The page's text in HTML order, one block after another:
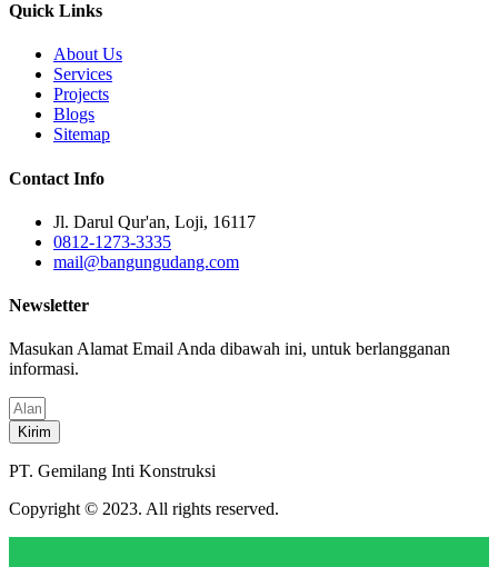
Quick Links
About Us
Services
Projects
Blogs
Sitemap
Contact Info
Jl. Darul Qur'an, Loji, 16117
0812-1273-3335
mail@bangungudang.com
Newsletter
Masukan Alamat Email Anda dibawah ini, untuk berlangganan
informasi.
Kirim
PT. Gemilang Inti Konstruksi
Copyright © 2023. All rights reserved.